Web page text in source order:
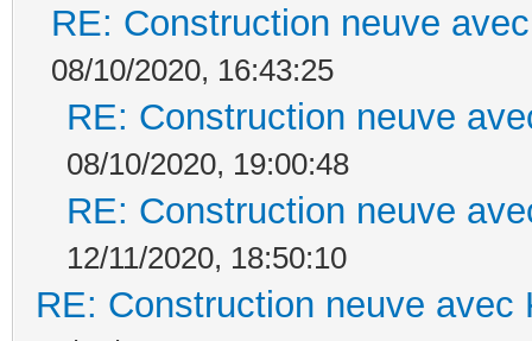
RE: Construction neuve
08/10/2020, 16:43:25
RE: Construction neuve
08/10/2020, 19:00:48
RE: Construction neuve
12/11/2020, 18:50:10
RE: Construction neuve avec